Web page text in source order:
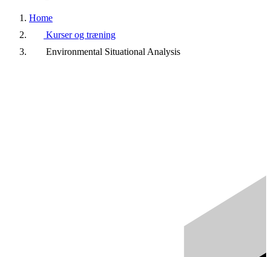
Home
Kurser og træning
Environmental Situational Analysis